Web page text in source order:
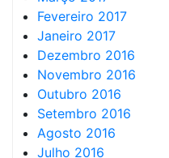
Fevereiro 2017
Janeiro 2017
Dezembro 2016
Novembro 2016
Outubro 2016
Setembro 2016
Agosto 2016
Julho 2016